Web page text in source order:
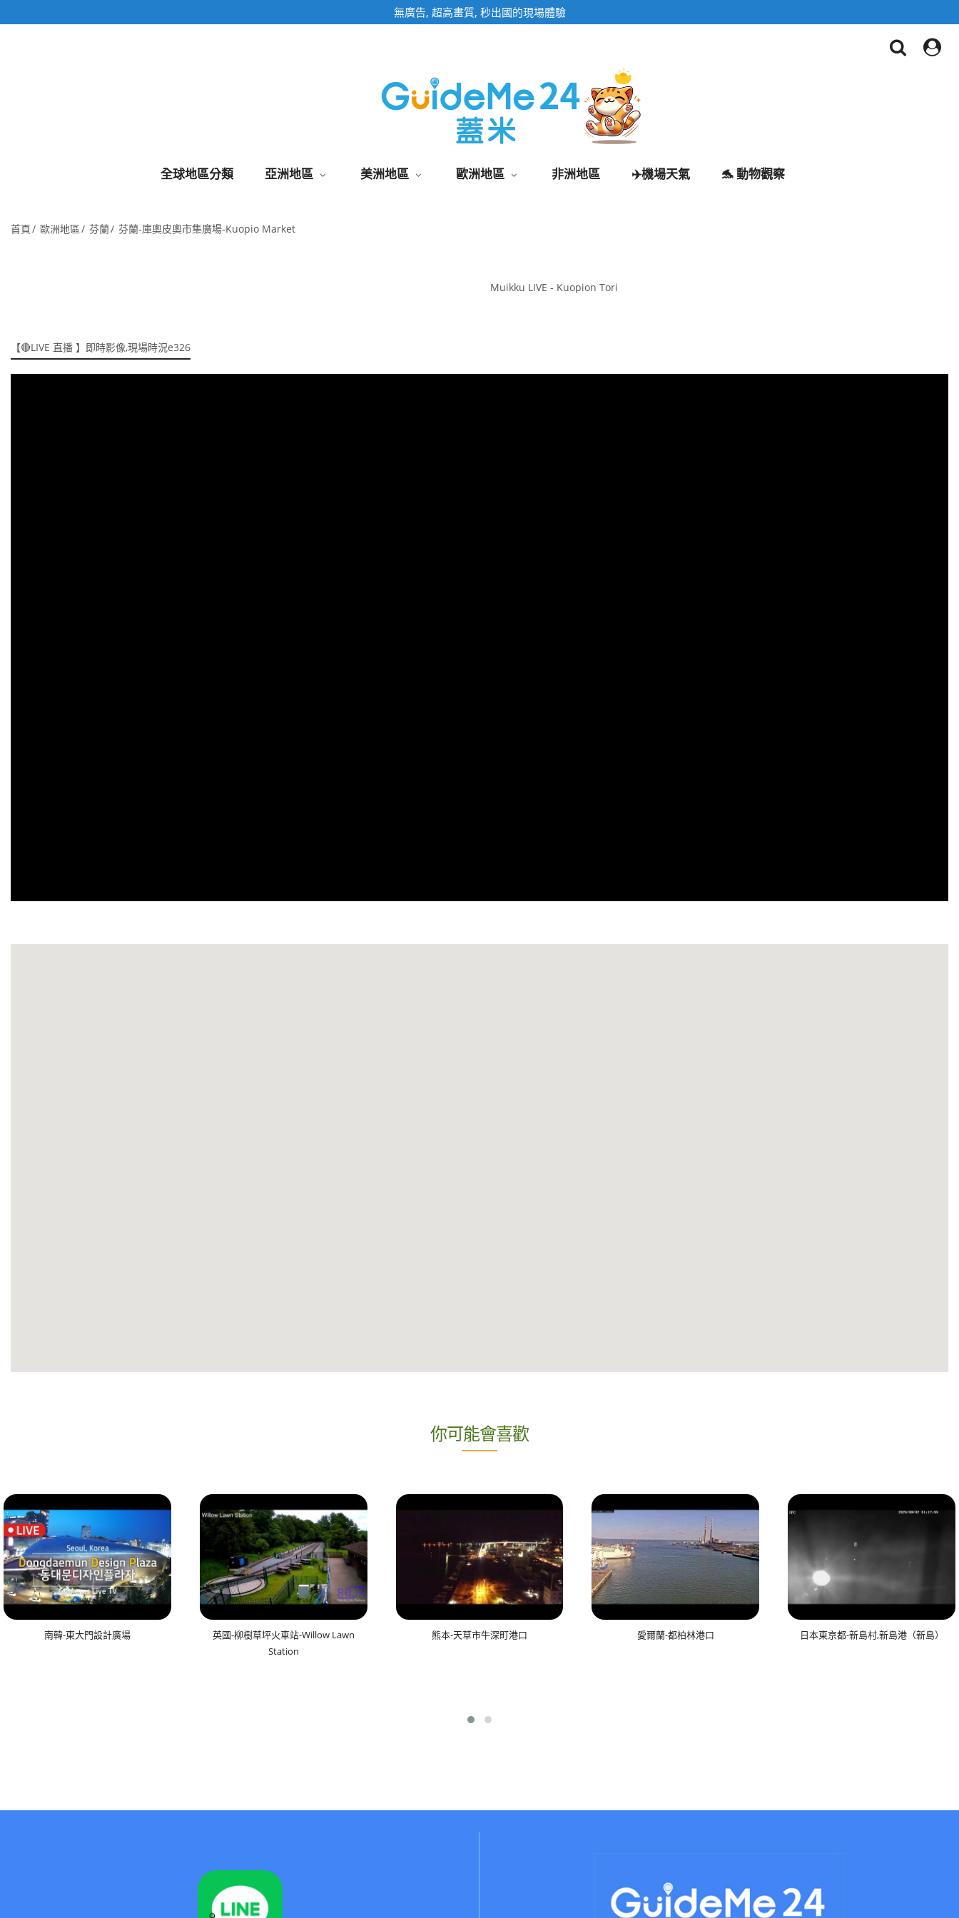
即時影像頁面為固定網址,加入桌面快速觀看
全球地區分類 亞洲地區 美洲地區 歐洲地區 非洲地區 ✈️機場天氣 🐬 動物觀察
首頁 歐洲地區 芬蘭 芬蘭-庫奧皮奧市集廣場-Kuopio Market
Muikku LIVE - Kuopion Tori
【🔴LIVE 直播 】即時影像,現場時況e326
你可能會喜歡
南韓-東大門設計廣場
英國-柳樹草坪火車站-Willow Lawn
Station
熊本-天草市牛深町港口 愛爾蘭-都柏林港口 日本東京都-新島村,新島港（新島）